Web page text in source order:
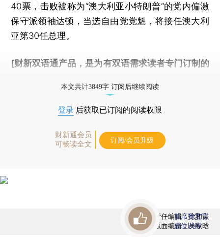
40票，击败被称为“澳大利亚小特朗普”的党内偏激
保守派领袖达顿，当选自由党党魁，将接任澳大利
亚第30任总理。
[财新双语通产品，是为有双语需求读者专门订制的
本文共计3849字 订阅后继续阅读
登录 后获取已订阅的阅读权限
财新通会员
可畅读全文
订阅/会员升级
责任编辑：徐和谦
版面编辑：吴秋晗
首席赞赏官
虚位以待